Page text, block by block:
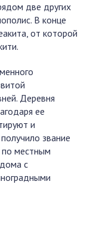
две других
В конце
от которой
Деревня
ее
и
звание
по местным
с